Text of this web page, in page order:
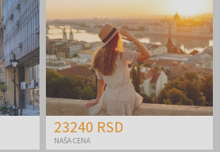
23240 RSD
NAŠA CENA